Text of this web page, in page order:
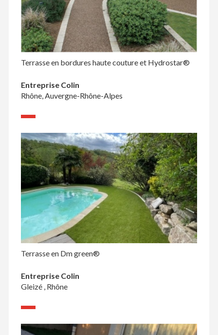
Terrasse en bordures haute couture et Hydrostar®
Entreprise Colin
Rhône, Auvergne-Rhône-Alpes
Terrasse en Dm green®
Entreprise Colin
Gleizé , Rhône